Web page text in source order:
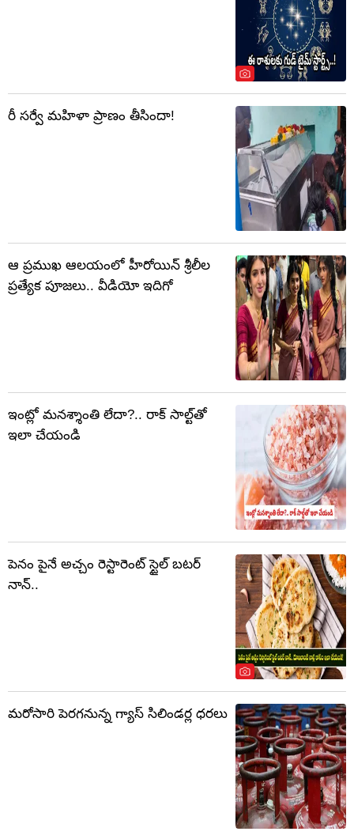
రీ సర్వే మహిళా ప్రాణం తీసిందా!
ఆ ప్రముఖ ఆలయంలో హీరోయిన్ శ్రీలీల
ప్రత్యేక పూజలు.. వీడియో ఇదిగో
ఇంట్లో మనశ్శాంతి లేదా?.. రాక్ సాల్ట్‌తో
ఇలా చేయండి
పెనం పైనే అచ్చం రెస్టారెంట్ స్టైల్ బటర్
నాన్..
మరోసారి పెరగనున్న గ్యాస్ సిలిండర్ల ధరలు